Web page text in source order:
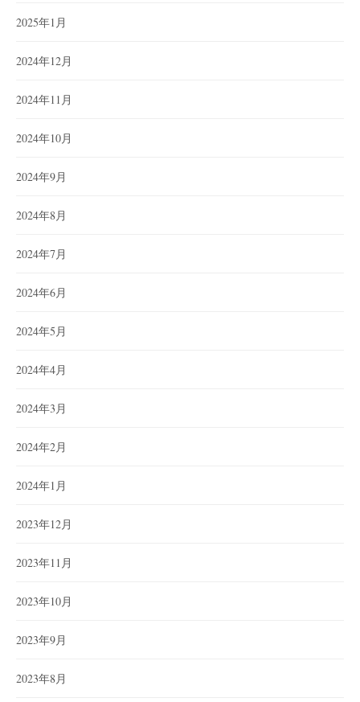
2025年1月
2024年12月
2024年11月
2024年10月
2024年9月
2024年8月
2024年7月
2024年6月
2024年5月
2024年4月
2024年3月
2024年2月
2024年1月
2023年12月
2023年11月
2023年10月
2023年9月
2023年8月